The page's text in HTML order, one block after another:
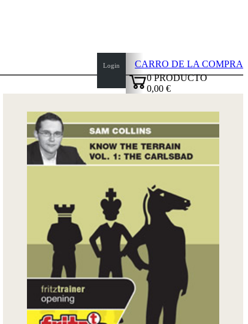
Login
CARRO DE LA COMPRA
0PRODUCTO
0,00 €
top
Inicio
Novedades
Autores
Aperturas
Credenciales
TDC
Política
privacidad
sobre
nosotros
FAQ
licencias
Accessibility
Cookies
Management
Compliance